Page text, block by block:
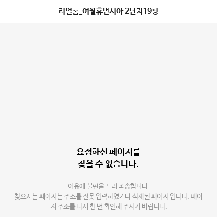
리얼홈_여월휴먼시아 2단지19평
요청하신 페이지를
찾을 수 없습니다.
이용에 불편을 드려 죄송합니다.
찾으시는 페이지는 주소를 잘못 입력하였거나 삭제된 페이지 입니다. 페이
지 주소를 다시 한 번 확인해 주시기 바랍니다.